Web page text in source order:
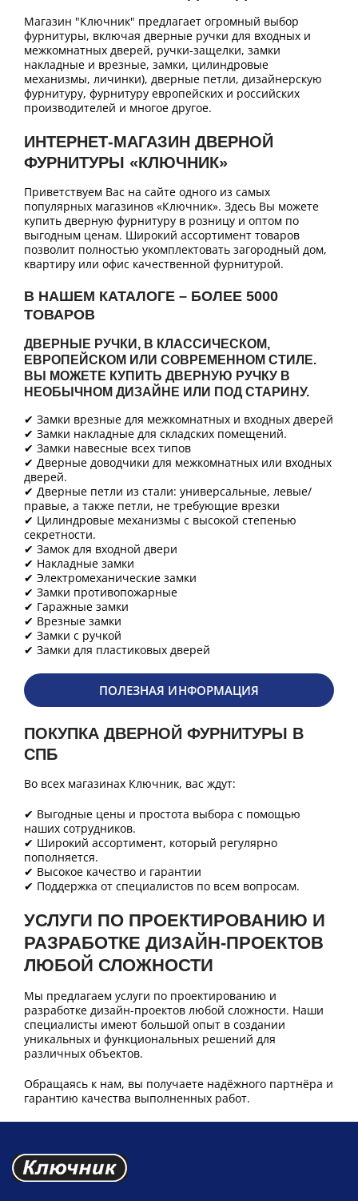
Магазин "Ключник" предлагает огромный выбор
фурнитуры, включая дверные ручки для входных и
межкомнатных дверей, ручки-защелки, замки
накладные и врезные, замки, цилиндровые
механизмы, личинки), дверные петли, дизайнерскую
фурнитуру, фурнитуру европейских и российских
производителей и многое другое.
ИНТЕРНЕТ-МАГАЗИН ДВЕРНОЙ
ФУРНИТУРЫ «КЛЮЧНИК»
Приветствуем Вас на сайте одного из самых
популярных магазинов «Ключник». Здесь Вы можете
купить дверную фурнитуру в розницу и оптом по
выгодным ценам. Широкий ассортимент товаров
позволит полностью укомплектовать загородный дом,
квартиру или офис качественной фурнитурой.
В НАШЕМ КАТАЛОГЕ – БОЛЕЕ 5000
ТОВАРОВ
ДВЕРНЫЕ РУЧКИ, В КЛАССИЧЕСКОМ,
ЕВРОПЕЙСКОМ ИЛИ СОВРЕМЕННОМ СТИЛЕ.
ВЫ МОЖЕТЕ КУПИТЬ ДВЕРНУЮ РУЧКУ В
НЕОБЫЧНОМ ДИЗАЙНЕ ИЛИ ПОД СТАРИНУ.
✔ Замки врезные для межкомнатных и входных дверей
✔ Замки накладные для складских помещений.
✔ Замки навесные всех типов
✔ Дверные доводчики для межкомнатных или входных
дверей.
✔ Дверные петли из стали: универсальные, левые/
правые, а также петли, не требующие врезки
✔ Цилиндровые механизмы с высокой степенью
секретности.
✔ Замок для входной двери
✔ Накладные замки
✔ Электромеханические замки
✔ Замки противопожарные
✔ Гаражные замки
✔ Врезные замки
✔ Замки с ручкой
✔ Замки для пластиковых дверей
ПОЛЕЗНАЯ ИНФОРМАЦИЯ
ПОКУПКА ДВЕРНОЙ ФУРНИТУРЫ В
СПБ
Во всех магазинах Ключник, вас ждут:
✔ Выгодные цены и простота выбора с помощью
наших сотрудников.
✔ Широкий ассортимент, который регулярно
пополняется.
✔ Высокое качество и гарантии
✔ Поддержка от специалистов по всем вопросам.
УСЛУГИ ПО ПРОЕКТИРОВАНИЮ И
РАЗРАБОТКЕ ДИЗАЙН-ПРОЕКТОВ
ЛЮБОЙ СЛОЖНОСТИ
Мы предлагаем услуги по проектированию и
разработке дизайн-проектов любой сложности. Наши
специалисты имеют большой опыт в создании
уникальных и функциональных решений для
различных объектов.
Обращаясь к нам, вы получаете надёжного партнёра и
гарантию качества выполненных работ.